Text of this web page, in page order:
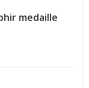
medaille